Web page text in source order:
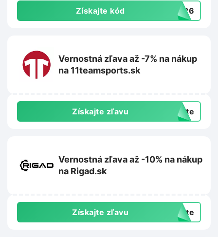
Získajte kód RA26
Vernostná zľava až -7% na nákup
na 11teamsports.sk
Získajte zľavu exte
Vernostná zľava až -10% na nákup
na Rigad.sk
Získajte zľavu exte